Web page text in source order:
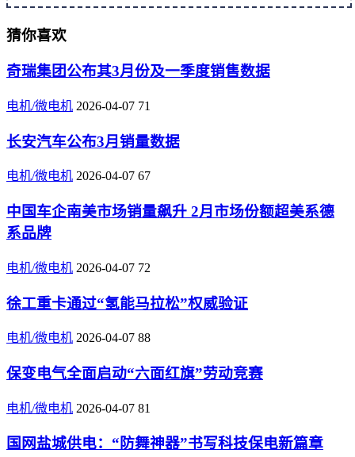
猜你喜欢
奇瑞集团公布其3月份及一季度销售数据
电机/微电机 2026-04-07 71
长安汽车公布3月销量数据
电机/微电机 2026-04-07 67
中国车企南美市场销量飙升 2月市场份额超美系德
系品牌
电机/微电机 2026-04-07 72
徐工重卡通过“氢能马拉松”权威验证
电机/微电机 2026-04-07 88
保变电气全面启动“六面红旗”劳动竞赛
电机/微电机 2026-04-07 81
国网盐城供电：“防舞神器”书写科技保电新篇章